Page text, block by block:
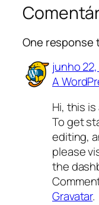
One response
junho
A
Hi, this
To get
editing,
please
the
Gravatar.